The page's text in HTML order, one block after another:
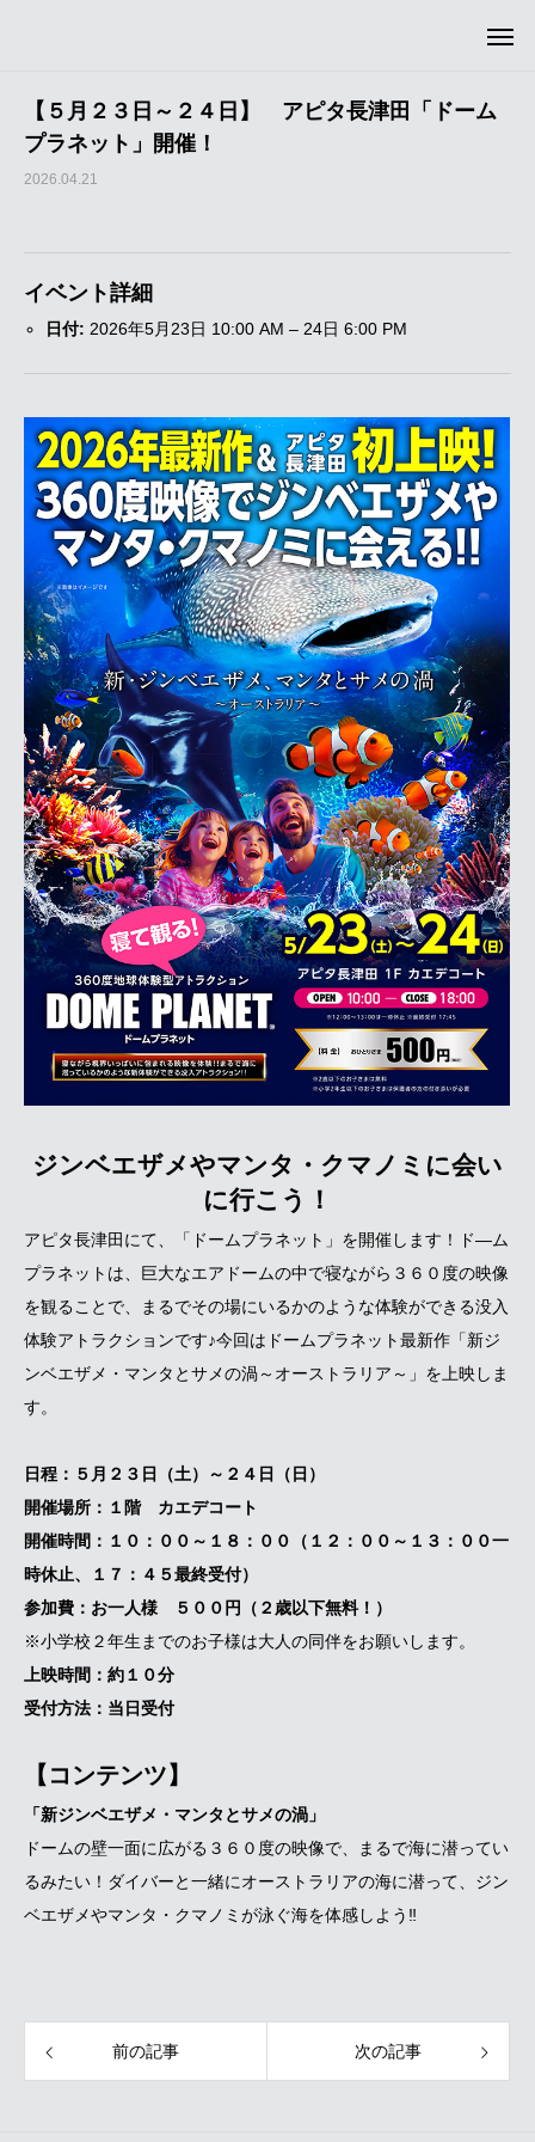
【５月２３日～２４日】 アピタ長津田「ドーム
プラネット」開催！
2026.04.21
イベント詳細
日付: 2026年5月23日 10:00 AM – 24日 6:00 PM
ジンベエザメやマンタ・クマノミに会い
に行こう！
アピタ長津田にて、「ドームプラネット」を開催します！ド―ム
プラネットは、巨大なエアドームの中で寝ながら３６０度の映像
を観ることで、まるでその場にいるかのような体験ができる没入
体験アトラクションです♪今回はドームプラネット最新作「新ジ
ンベエザメ・マンタとサメの渦～オーストラリア～」を上映しま
す。
日程：５月２３日（土）～２４日（日）
開催場所：１階 カエデコート
開催時間：１０：００～１８：００（１２：００～１３：００一
時休止、１７：４５最終受付）
参加費：お一人様 ５００円（２歳以下無料！）
※小学校２年生までのお子様は大人の同伴をお願いします。
上映時間：約１ ０分
受付方法：当日受付
【コンテンツ】
「新ジンベエザメ・マンタとサメの渦」
ドームの壁一面に広がる３６０度の映像で、まるで海に潜ってい
るみたい！ダイバーと一緒にオーストラリアの海に潜って、ジン
ベエザメやマンタ・クマノミが泳ぐ海を体感しよう‼
前の記事 次の記事